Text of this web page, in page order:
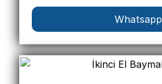
Whatsapp